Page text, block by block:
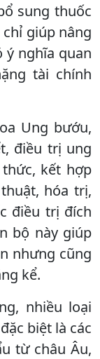
sung thuốc
giúp nâng
ý nghĩa quan
tài chính
Ung bướu,
điều trị ung
kết hợp
hóa trị,
điều trị đích
bộ này giúp
nhưng cũng
kể.
nhiều loại
biệt là các
từ châu Âu,